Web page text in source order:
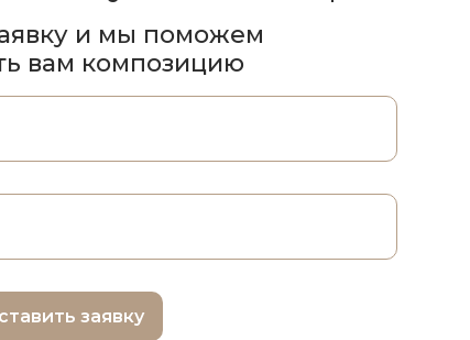
заявку
и мы поможем
вам композицию